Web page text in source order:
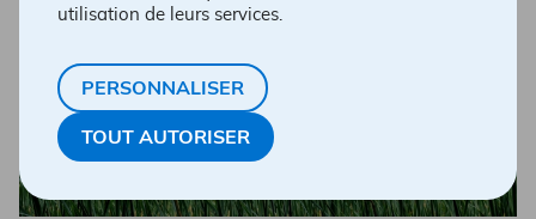
utilisation de leurs services.
PERSONNALISER
TOUT AUTORISER